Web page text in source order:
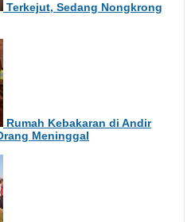
Terkejut, Sedang Nongkrong
Rumah Kebakaran di Andir
Meninggal